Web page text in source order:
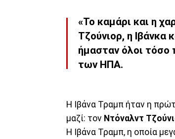
«Το καμάρι και η
Τζούνιορ, η
ήμασταν όλοι τόσο
των ΗΠΑ.
Η Ιβάνα Τραμπ ήταν η
μαζί: τον Ντόναλντ
Η Ιβάνα Τραμπ, η οποία